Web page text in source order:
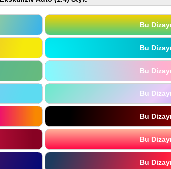
Bu
Bu
Bu
Bu
Bu
Bu
Bu